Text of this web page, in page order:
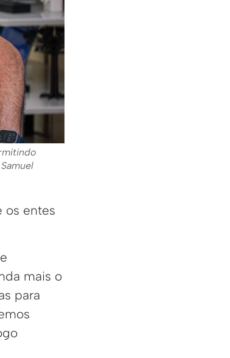
os entes
mais o
para